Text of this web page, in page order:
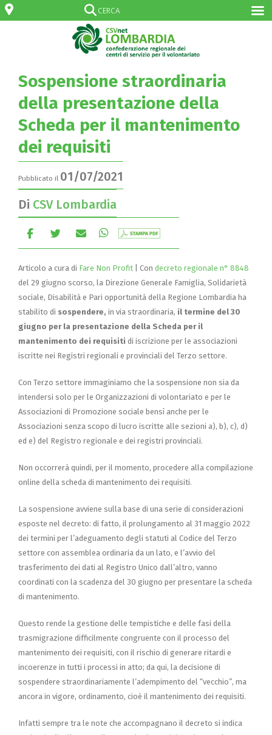
Sospensione straordinaria
della presentazione della
Scheda per il mantenimento
dei requisiti
Pubblicato il 01/07/2021
Di CSV Lombardia
Articolo a cura di Fare Non Profit | Con decreto regionale n° 8848
del 29 giugno scorso, la Direzione Generale Famiglia, Solidarietà
sociale, Disabilità e Pari opportunità della Regione Lombardia ha
stabilito di sospendere, in via straordinaria, il termine del 30
giugno per la presentazione della Scheda per il
mantenimento dei requisiti di iscrizione per le associazioni
iscritte nei Registri regionali e provinciali del Terzo settore.
Con Terzo settore immaginiamo che la sospensione non sia da
intendersi solo per le Organizzazioni di volontariato e per le
Associazioni di Promozione sociale bensì anche per le
Associazioni senza scopo di lucro iscritte alle sezioni a), b), c), d)
ed e) del Registro regionale e dei registri provinciali.
Non occorrerà quindi, per il momento, procedere alla compilazione
online della scheda di mantenimento dei requisiti.
La sospensione avviene sulla base di una serie di considerazioni
esposte nel decreto: di fatto, il prolungamento al 31 maggio 2022
dei termini per l’adeguamento degli statuti al Codice del Terzo
settore con assemblea ordinaria da un lato, e l’avvio del
trasferimento dei dati al Registro Unico dall’altro, vanno
coordinati con la scadenza del 30 giugno per presentare la scheda
di mantenimento.
Questo rende la gestione delle tempistiche e delle fasi della
trasmigrazione difficilmente congruente con il processo del
mantenimento dei requisiti, con il rischio di generare ritardi e
incoerenze in tutti i processi in atto; da qui, la decisione di
sospendere straordinariamente l’adempimento del “vecchio”, ma
ancora in vigore, ordinamento, cioè il mantenimento dei requisiti.
Infatti sempre tra le note che accompagnano il decreto si indica